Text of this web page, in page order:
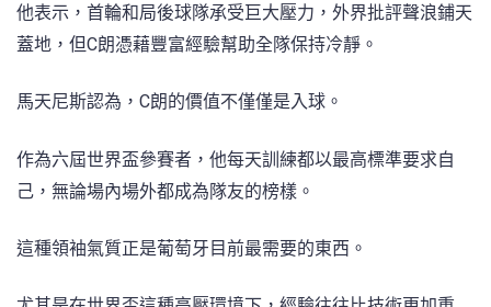
他表示，首輪和局後球隊承受巨大壓力，外界批評聲浪鋪天
蓋地，但C朗憑藉豐富經驗幫助全隊保持冷靜。
馬天尼斯認為，C朗的價值不僅僅是入球。
作為六屆世界盃參賽者，他每天訓練都以最高標準要求自
己，無論場內場外都成為隊友的榜樣。
這種領袖氣質正是葡萄牙目前最需要的東西。